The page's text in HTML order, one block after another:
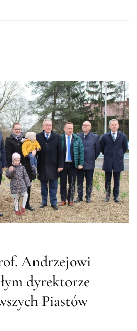
Andrzejowi
dyrektorze
Piastów